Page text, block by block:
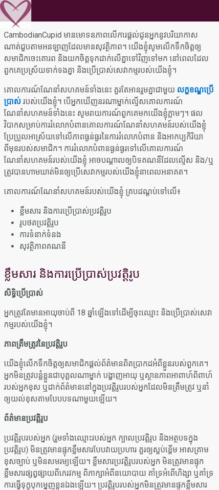
CambodianCupid មានមោទនភាពលើការផ្តល់ជូនអ្នកនូវបរិយាកាស
ណាត់ជួបតាមអនឡាញដែលមានសុវត្ថិភាព។ យើងខ្ញុំសូមលើកទឹកចិត្តឲ្យ
សមាជិកចេះគោរព និងយកចិត្តទុកដាក់លើគ្នាទៅវិញទៅមក នៅពេលដែល
ពួកគេប្រស្រ័យទាក់ទងគ្នា និងប្រើប្រាស់សេវាកម្មរបស់យើងខ្ញុំ។
គោលការណ៍ណែនាំសហគមន៍ទាំងនេះ គួរតែអានរួមគ្នាជាមួយ លក្ខខណ្ឌប្រើ
ប្រាស់ របស់យើងខ្ញុំ។ បើអ្នកឃើញនរណាម្នាក់ល្មើសគោលការណ៍
ណែនាំសហគមន៍ទាំងនេះ សូមរាយការណ៍ពួកគេមកយើងខ្ញុំភ្លាមៗ។ ផល
វិបាកសម្រាប់ការរំលោភបំពានគោលការណ៍ណែនាំសហគមន៍របស់យើងខ្ញុំ
ប្រែប្រួលអាស្រ័យទៅលើភាពធ្ងន់ធ្ងរនៃការរំលោភបំពាន និងអាកប្បកិរិយា
ពីមុនរបស់សមាជិក។ ការរំលោភបំពានធ្ងន់ធ្ងរទៅលើគោលការណ៍
ណែនាំសហគមន៍របស់យើងខ្ញុំ អាចបណ្តាលឲ្យបិទគណនីដែលល្មើស និង/ឬ
ត្រូវបានហាមឃាត់មិនឲ្យប្រើសេវាកម្មរបស់យើងខ្ញុំនាពេលអនាគត។
គោលការណ៍ណែនាំសហគមន៍របស់យើងខ្ញុំ គ្របដណ្តប់ទៅលើ៖
ខ្លឹមសារ និងការប្រើប្រាស់ប្រវត្តិរូប
រូបថតប្រវត្តិរូប
ការទំនាក់ទំនង
សុវត្ថិភាពគណនី
ខ្លឹមសារ និងការប្រើប្រាស់ប្រវត្តិរូប
សិទ្ធិប្រើប្រាស់
អ្នកត្រូវតែមានអាយុចាប់ពី 18 ឆ្នាំឡើងទៅដើម្បីចុះឈ្មោះ និងប្រើប្រាស់សេវា
កម្មរបស់យើងខ្ញុំ។
ភាពត្រឹមត្រូវនៃប្រវត្តិរូប
យើងខ្ញុំលើកទឹកចិត្តឲ្យសមាជិកផ្តល់ព័ត៌មានពិតប្រាកដអំពីខ្លួនរបស់ពួកគេ។
អ្នកមិនត្រូវបន្លំខ្លួនជាបុគ្គលណាម្នាក់ បង្ហាញអាយុ ឬស្ថានភាពអាពាហ៍ពិពាហ៍
របស់អ្នកខុស ឬដាក់ព័ត៌មាននៅក្នុងប្រវត្តិរូបរបស់អ្នកដែលមិនត្រឹមត្រូវ ឬនាំ
ឲ្យយល់ខុសតាមបែបបទណាមួយឡើយ។
ព័ត៌មានប្រវត្តិរូប
ប្រវត្តិរូបរបស់អ្នក (រួមទាំងឈ្មោះរបស់អ្នក ក្បាលប្រវត្តិរូប និងអត្ថបទក្នុង
ប្រវត្តិរូប) មិនត្រូវមានផ្ទុកខ្លឹមសារបែបវាយប្រហារ គួរឲ្យស្អប់ខ្ពើម អាសគ្រាម
ខុសច្បាប់ ឬមិនសមរម្យឡើយ។ ខ្លឹមសារប្រវត្តិរូបរបស់អ្នក មិនត្រូវមានផ្ទុក
ខ្លឹមសារផ្សព្វផ្សាយពីភេរវកម្ម ពិភាក្សាអំពីនយោបាយ គាំទ្រអំពើហិង្សា ឬគាំទ្រ
ការធ្វើទុក្ខបុកម្នេញខ្លួនឯងឡើយ។ ប្រវត្តិរូបរបស់អ្នកមិនត្រូវមានផ្ទុកខ្លឹមសារ